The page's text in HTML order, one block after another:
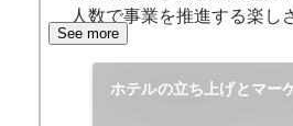
人数で事業を推進する楽し
See more
ホテルの立ち上げとマー